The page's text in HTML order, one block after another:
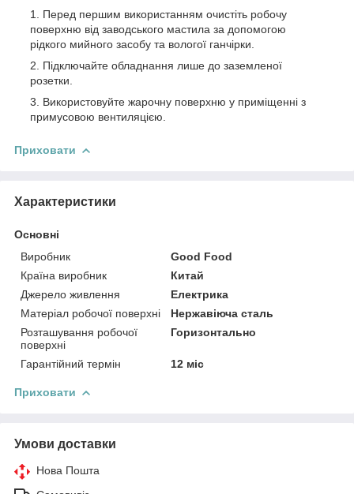
Перед першим використанням очистіть робочу
поверхню від заводського мастила за допомогою
рідкого мийного засобу та вологої ганчірки.
Підключайте обладнання лише до заземленої
розетки.
Використовуйте жарочну поверхню у приміщенні з
примусовою вентиляцією.
Приховати
Характеристики
Основні
Виробник
Good Food
Країна виробник
Китай
Джерело живлення
Електрика
Матеріал робочої поверхні
Нержавіюча сталь
Розташування робочої
поверхні
Горизонтально
Гарантійний термін 12 міс
Приховати
Умови доставки
Нова Пошта